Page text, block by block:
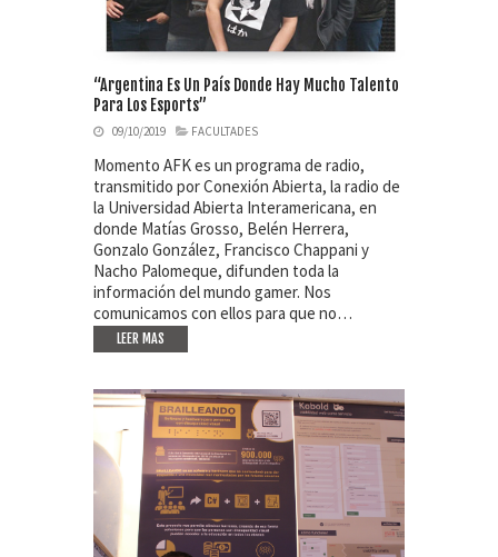
“Argentina Es Un País Donde Hay Mucho Talento
Para Los Esports”
09/10/2019 FACULTADES
Momento AFK es un programa de radio,
transmitido por Conexión Abierta, la radio de
la Universidad Abierta Interamericana, en
donde Matías Grosso, Belén Herrera,
Gonzalo González, Francisco Chappani y
Nacho Palomeque, difunden toda la
información del mundo gamer. Nos
comunicamos con ellos para que no…
LEER MAS